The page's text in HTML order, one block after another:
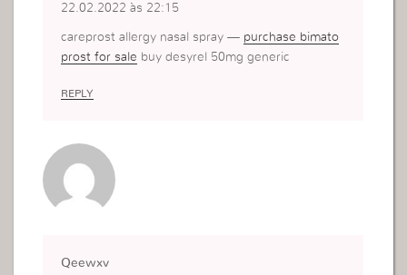
22.02.2022 às 22:15
careprost allergy nasal spray — purchase bimato
prost for sale buy desyrel 50mg generic
REPLY
Qeewxv